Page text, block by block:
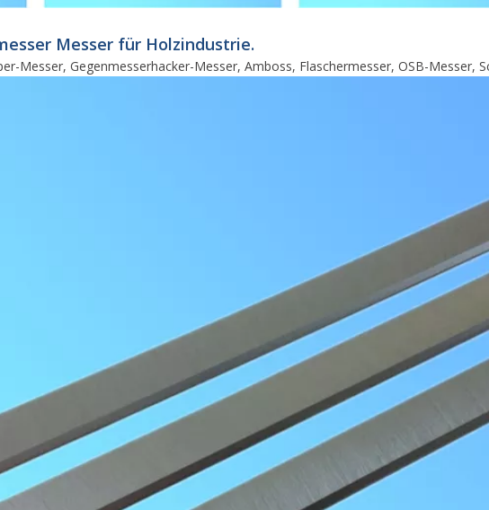
Messer für Holzindustrie.
Messer, Gegenmesserhacker-Messer, Amboss, Flaschermesser, OSB-Messer,